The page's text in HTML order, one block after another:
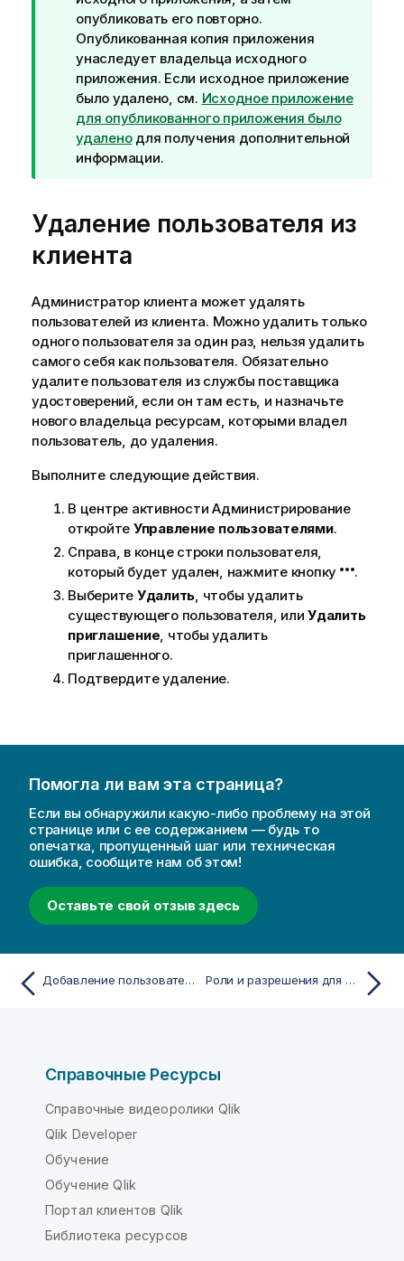
е
ч
а
н
и
е
к
п
с
к
а
к
е
опубликовать его повторно.
Опубликованная копия приложения
унаследует владельца исходного
приложения. Если исходное приложение
было удалено, см. Исходное приложение
для опубликованного приложения было
удаленодля получения дополнительной
информации.
Удаление пользователя из
клиента
Администратор клиента может удалять
пользователей из клиента. Можно удалить только
одного пользователя за один раз, нельзя удалить
самого себя как пользователя. Обязательно
удалите пользователя из службы поставщика
удостоверений, если он там есть, и назначьте
нового владельца ресурсам, которыми владел
пользователь, до удаления.
Выполните следующие действия.
В центре активности Администрирование
откройте Управление пользователями.
Справа, в конце строки пользователя,
который будет удален, нажмите кнопку
.
Выберите Удалить , чтобы удалить
существующего пользователя, или Удалить
приглашение , чтобы удалить
приглашенного.
Подтвердите удаление.
Помогла ли вам эта страница?
Если вы обнаружили какую-либо проблему на этой
странице или с ее содержанием — будь то
опечатка, пропущенный шаг или техническая
ошибка, сообщите нам об этом!
Оставьте свой отзыв здесь
Добавление пользователей в клиент Qlik Anonymous Access Роли и разрешения для пользователей и администраторов
Справочные Ресурсы
Справочные видеоролики Qlik
Qlik Developer
Обучение
Обучение Qlik
Портал клиентов Qlik
Библиотека ресурсов